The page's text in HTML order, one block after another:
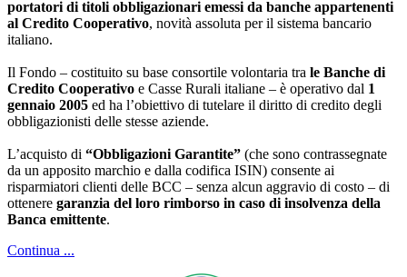
portatori di titoli obbligazionari emessi da banche appartenenti
al Credito Cooperativo, novità assoluta per il sistema bancario
italiano.
Il Fondo – costituito su base consortile volontaria tra le Banche di
Credito Cooperativo e Casse Rurali italiane – è operativo dal 1
gennaio 2005 ed ha l’obiettivo di tutelare il diritto di credito degli
obbligazionisti delle stesse aziende.
L’acquisto di “Obbligazioni Garantite” (che sono contrassegnate
da un apposito marchio e dalla codifica ISIN) consente ai
risparmiatori clienti delle BCC – senza alcun aggravio di costo – di
ottenere garanzia del loro rimborso in caso di insolvenza della
Banca emittente.
Continua ...